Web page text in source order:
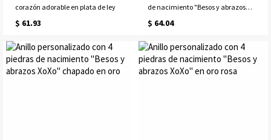
corazón adorable en plata de ley
$ 61.93
de nacimiento "Besos y abrazos
XoXo" en plata de ley
$ 64.04